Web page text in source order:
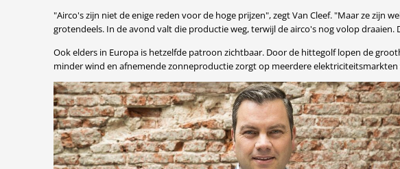
"Airco's zijn niet de enige reden voor de hoge prijzen", zegt Van Cleef. "Maar ze
grotendeels. In de avond valt die productie weg, terwijl de airco's nog volop
Ook elders in Europa is hetzelfde patroon zichtbaar. Door de hittegolf lopen de
minder wind en afnemende zonneproductie zorgt op meerdere